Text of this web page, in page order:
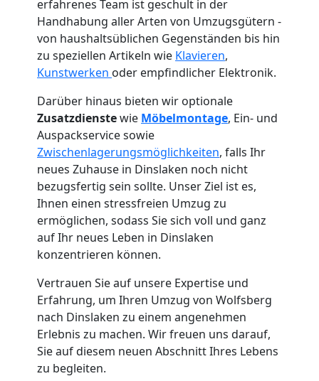
erfahrenes Team ist geschult in der
Handhabung aller Arten von Umzugsgütern -
von haushaltsüblichen Gegenständen bis hin
zu speziellen Artikeln wie Klavieren,
Kunstwerken oder empfindlicher Elektronik.
Darüber hinaus bieten wir optionale
Zusatzdienstewie Möbelmontage, Ein- und
Auspackservice sowie
Zwischenlagerungsmöglichkeiten, falls Ihr
neues Zuhause in Dinslaken noch nicht
bezugsfertig sein sollte. Unser Ziel ist es,
Ihnen einen stressfreien Umzug zu
ermöglichen, sodass Sie sich voll und ganz
auf Ihr neues Leben in Dinslaken
konzentrieren können.
Vertrauen Sie auf unsere Expertise und
Erfahrung, um Ihren Umzug von Wolfsberg
nach Dinslaken zu einem angenehmen
Erlebnis zu machen. Wir freuen uns darauf,
Sie auf diesem neuen Abschnitt Ihres Lebens
zu begleiten.
Umzugshelfer
Wolfsberg
Möbeltaxi
Wolfsberg